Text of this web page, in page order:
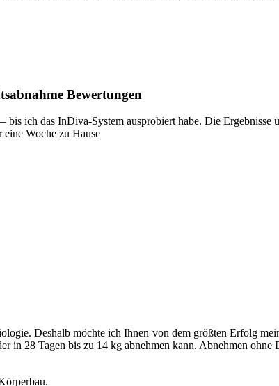
Bewertungen
ich das InDiva‑System ausprobiert habe. Die
Woche zu Hause
Deshalb möchte ich Ihnen von dem größten Erfolg
in 28 Tagen bis zu 14 kg abnehmen kann. Abnehmen